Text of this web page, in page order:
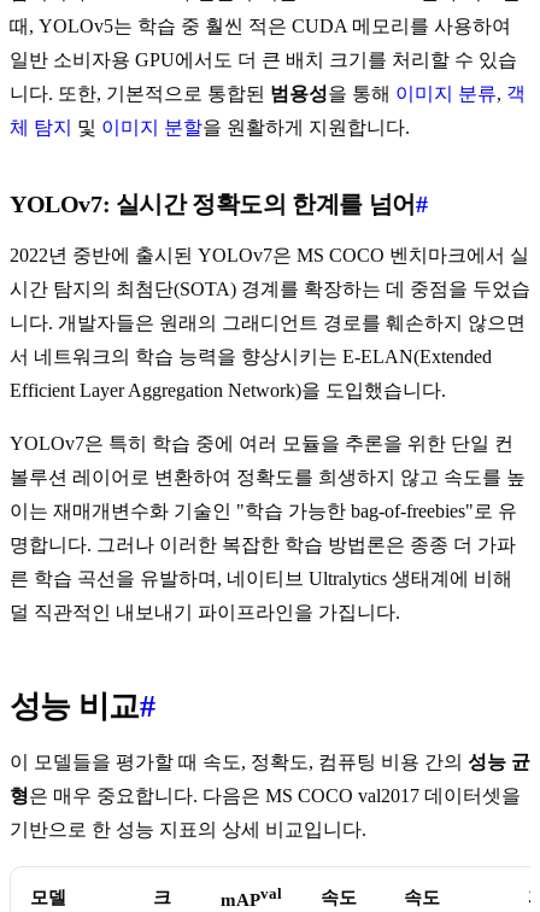
때, YOLOv5는 학습 중 훨씬 적은 CUDA 메모리를 사용하여
일반 소비자용 GPU에서도 더 큰 배치 크기를 처리할 수 있습
니다. 또한, 기본적으로 통합된 범용성을 통해 이미지 분류, 객
체 탐지
및 이미지 분할을 원활하게 지원합니다.
YOLOv7: 실시간 정확도의 한계를 넘어#
2022년 중반에 출시된 YOLOv7은 MS COCO 벤치마크에서 실
시간 탐지의 최첨단(SOTA) 경계를 확장하는 데 중점을 두었습
니다. 개발자들은 원래의 그래디언트 경로를 훼손하지 않으면
서 네트워크의 학습 능력을 향상시키는 E-ELAN(Extended
Efficient Layer Aggregation Network)을 도입했습니다.
YOLOv7은 특히 학습 중에 여러 모듈을 추론을 위한 단일 컨
볼루션 레이어로 변환하여 정확도를 희생하지 않고 속도를 높
이는 재매개변수화 기술인 "학습 가능한 bag-of-freebies"로 유
명합니다. 그러나 이러한 복잡한 학습 방법론은 종종 더 가파
른 학습 곡선을 유발하며, 네이티브 Ultralytics 생태계에 비해
덜 직관적인 내보내기 파이프라인을 가집니다.
성능 비교#
이 모델들을 평가할 때 속도, 정확도, 컴퓨팅 비용 간의 성능 균
형은 매우 중요합니다. 다음은 MS COCO val2017 데이터셋을
기반으로 한 성능 지표의 상세 비교입니다.
모델
크
mAPval
속도 속도